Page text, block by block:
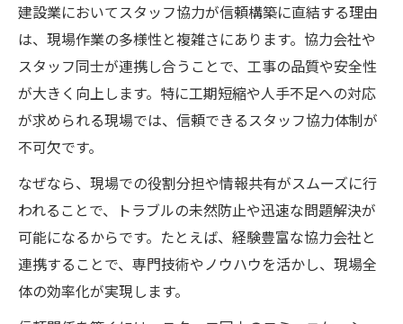
響
スタッフ協力で実現する現場運営のスムー
ズ化
建設業スタッフ協力が安全管理を強化する
ト
現場運営が円滑に進む建設業スタッフの工
夫
対等な関係を目指す建設業スタッフ協力法
建設業においてスタッフ協力が信頼構築に直結する理由
は、現場作業の多様性と複雑さにあります。協力会社や
スタッフ同士が連携し合うことで、工事の品質や安全性
が大きく向上します。特に工期短縮や人手不足への対応
が求められる現場では、信頼できるスタッフ協力体制が
不可欠です。
なぜなら、現場での役割分担や情報共有がスムーズに行
われることで、トラブルの未然防止や迅速な問題解決が
可能になるからです。たとえば、経験豊富な協力会社と
連携することで、専門技術やノウハウを活かし、現場全
体の効率化が実現します。